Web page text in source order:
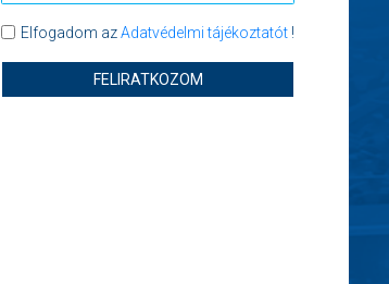
Elfogadom azAdatvédelmi tájékoztatót!
FELIRATKOZOM